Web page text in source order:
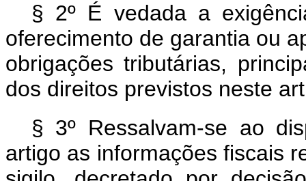
§ 2º É vedada a
oferecimento de garantia ou
obrigações tributárias,
dos direitos previstos neste
§ 3º Ressalvam-se ao
artigo as informações fiscais